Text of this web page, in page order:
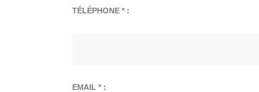
TÉLÉPHONE * :
EMAIL * :